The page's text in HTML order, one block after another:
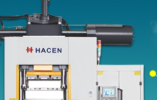
业
业